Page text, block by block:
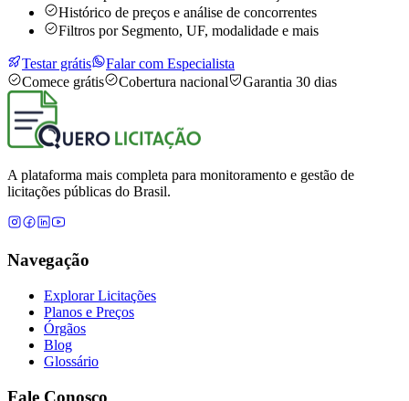
Histórico de preços e análise de concorrentes
Filtros por Segmento, UF, modalidade e mais
Testar grátis
Falar com Especialista
Comece grátis
Cobertura nacional Garantia 30 dias
A plataforma mais completa para monitoramento e gestão de
licitações públicas do Brasil.
Navegação
Explorar Licitações
Planos e Preços
Órgãos
Blog
Glossário
Fale Conosco